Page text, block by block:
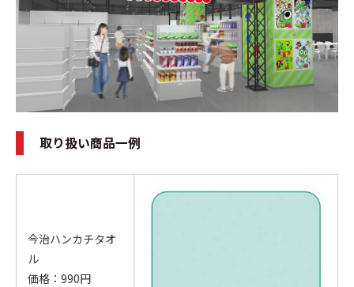
取り扱い商品一例
今治ハンカチタオ
ル
価格：990円